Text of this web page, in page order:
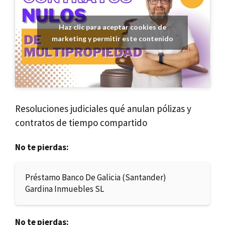
Haz clic para aceptar cookies de
marketing y permitir este contenido
Resoluciones judiciales qué anulan pólizas y
contratos de tiempo compartido
No te pierdas:
Préstamo Banco De Galicia (Santander)
Gardina Inmuebles SL
No te pierdas: